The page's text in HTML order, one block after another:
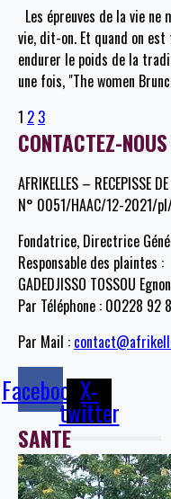
Les épreuves de la vie
vie, dit-on. Et quand on
endurer le poids de la
une fois, "The women
1 2 3
CONTACTEZ-NOUS
AFRIKELLES – RECEPISSE
N° 0051/HAAC/12-2021/
Fondatrice, Directrice
Responsable des plaintes :
GADEDJISSO TOSSOU
Par Téléphone : 00228 92
Par Mail :
FacebookX-
twitter
SANTE